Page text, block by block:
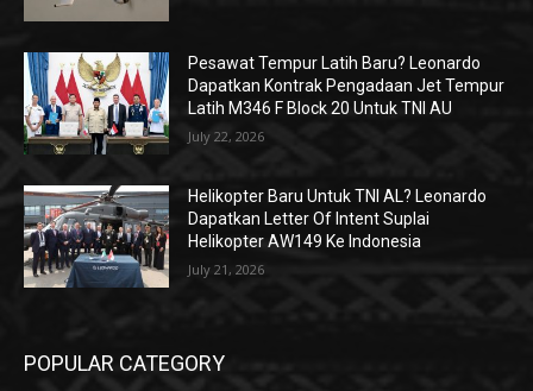
Pesawat Tempur Latih Baru? Leonardo
Dapatkan Kontrak Pengadaan Jet Tempur
Latih M346 F Block 20 Untuk TNI AU
July 22, 2026
Helikopter Baru Untuk TNI AL? Leonardo
Dapatkan Letter Of Intent Suplai
Helikopter AW149 Ke Indonesia
July 21, 2026
POPULAR CATEGORY